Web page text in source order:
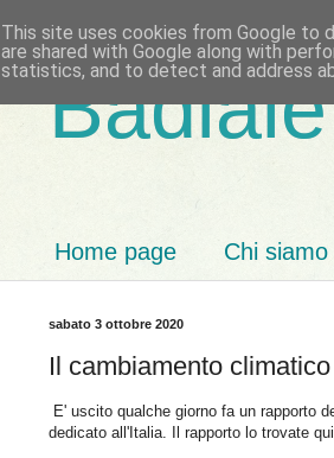
Home page Chi siamo
sabato 3 ottobre 2020
Il cambiamento
E' uscito qualche giorno fa un rapporto
dedicato all'Italia. Il rapporto lo trovate
This site uses cookies from Google to
are shared with Google along with
statistics, and to detect and address